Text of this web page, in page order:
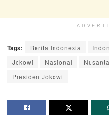
Tags: Berita Indonesia
Jokowi
Nasional
Presiden Jokowi